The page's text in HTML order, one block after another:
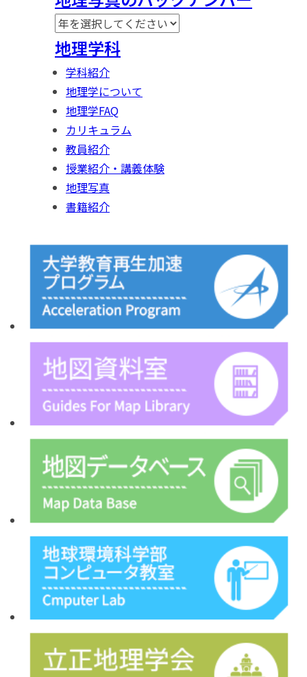
地理学科
学科紹介
地理学について
地理学FAQ
カリキュラム
教員紹介
授業紹介・講義体験
地理写真
書籍紹介